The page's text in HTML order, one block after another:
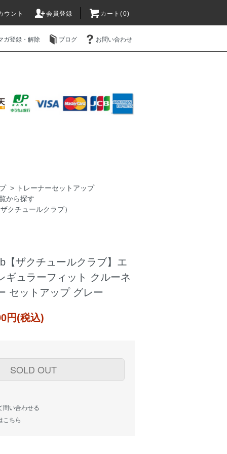
ウント 会員登録 カート(0)
ガ登録・解除 ブログ お問い合わせ
> トレーナーセットアップ
から探す
クチュールクラブ）
【ザクチュールクラブ】エ
ギュラーフィット クルーネ
セットアップ グレー
円(税込)
SOLD OUT
問い合わせる
こちら